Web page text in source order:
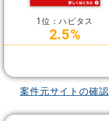
1位：ハピタス
2.5%
案件元サイトの確認